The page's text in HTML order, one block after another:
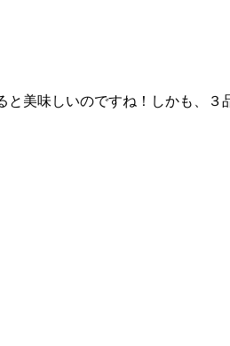
美味しいのですね！しかも、３